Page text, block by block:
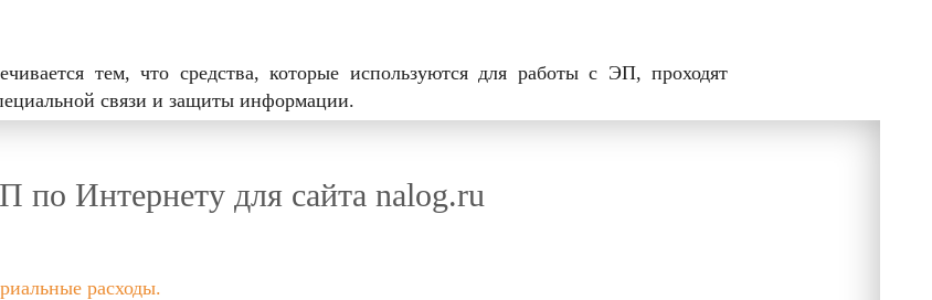
тем, что средства, которые используются для работы с ЭП, проходят
связи и защиты информации.
Интернету для сайта nalog.ru
расходы.